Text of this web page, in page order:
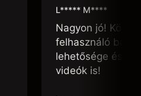
L***** M****
Nagyon jó!
felhasználó
lehetősége és,
videók is!